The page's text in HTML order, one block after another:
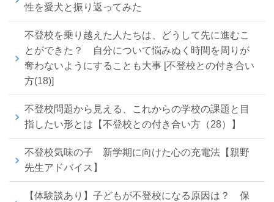
性を愛犬と振り返ってみた
不登校を乗り越えた人たちは、どうして先に進むこ
とができた？ 自分について悩みぬく時間を周りが
奪わないようにすることも大事 [不登校との付き合い
方(18)]
不登校問題から見える、これからの学校の課題と目
指したい形とは【不登校との付き合い方（28）】
不登校気味の子 新学期に向けた心の充電法【親野
先生アドバイス】
【体験談あり】子どもが不登校になる原因は？ 保